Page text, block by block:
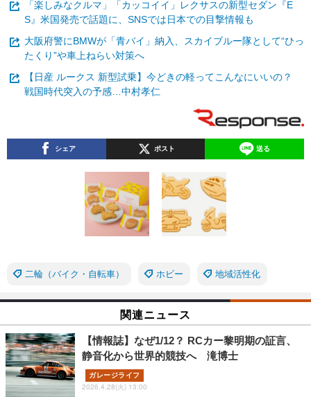
「楽しみなクルマ」「カッコイイ」レクサスの新型セダン『E
S』米国発売で話題に、SNSでは日本での目撃情報も
大阪府警にBMWが「青バイ」納入、スカイブルー隊として“ひっ
たくり”や車上ねらい対策へ
【日産 ルークス 新型試乗】今どきの軽ってこんなにいいの？
戦国時代突入の予感…中村孝仁
シェア ポスト 送る
二輪（バイク・自転車） ホビー 地域活性化
関連ニュース
【情報誌】なぜ1/12？ RCカー黎明期の証言、
静音化から世界的競技へ 滝博士
ガレージライフ
2026.4.28(火) 13:00